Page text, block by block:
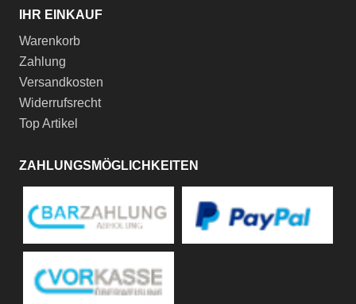
IHR EINKAUF
Warenkorb
Zahlung
Versandkosten
Widerrufsrecht
Top Artikel
ZAHLUNGSMÖGLICHKEITEN